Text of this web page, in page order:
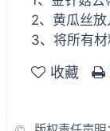
2、黄瓜丝放
3、将所有材
收藏